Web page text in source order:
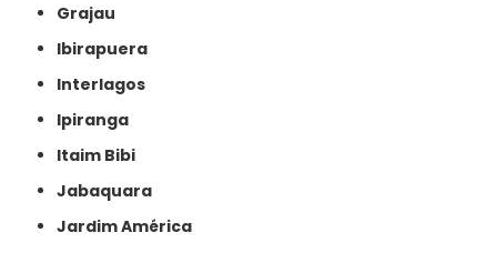
Grajau
Ibirapuera
Interlagos
Ipiranga
Itaim Bibi
Jabaquara
Jardim América